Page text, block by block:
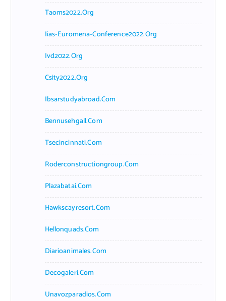
Taoms2022.org
Iias-Euromena-Conference2022.org
Ivd2022.org
Csity2022.org
Ibsarstudyabroad.com
Bennusehgall.com
Tsecincinnati.com
Roderconstructiongroup.com
Plazabatai.com
Hawkscayresort.com
Hellonquads.com
Diarioanimales.com
Decogaleri.com
Unavozparadios.com